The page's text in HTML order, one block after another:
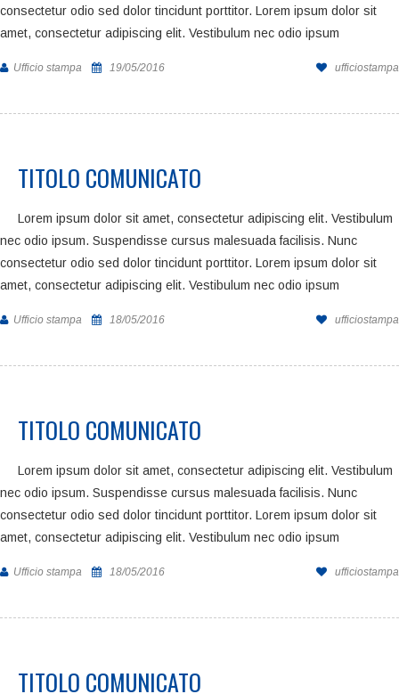
consectetur odio sed dolor tincidunt porttitor. Lorem ipsum dolor sit
amet, consectetur adipiscing elit. Vestibulum nec odio ipsum
Ufficio stampa 19/05/2016 ufficiostampa
TITOLO COMUNICATO
Lorem ipsum dolor sit amet, consectetur adipiscing elit. Vestibulum
nec odio ipsum. Suspendisse cursus malesuada facilisis. Nunc
consectetur odio sed dolor tincidunt porttitor. Lorem ipsum dolor sit
amet, consectetur adipiscing elit. Vestibulum nec odio ipsum
Ufficio stampa 18/05/2016 ufficiostampa
TITOLO COMUNICATO
Lorem ipsum dolor sit amet, consectetur adipiscing elit. Vestibulum
nec odio ipsum. Suspendisse cursus malesuada facilisis. Nunc
consectetur odio sed dolor tincidunt porttitor. Lorem ipsum dolor sit
amet, consectetur adipiscing elit. Vestibulum nec odio ipsum
Ufficio stampa 18/05/2016 ufficiostampa
TITOLO COMUNICATO